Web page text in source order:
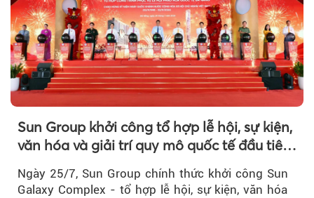
Sun Group khởi công tổ hợp lễ hội, sự kiện,
văn hóa và giải trí quy mô quốc tế đầu tiên
Ngày 25/7, Sun Group chính thức khởi công Sun
Galaxy Complex - tổ hợp lễ hội, sự kiện, văn hóa